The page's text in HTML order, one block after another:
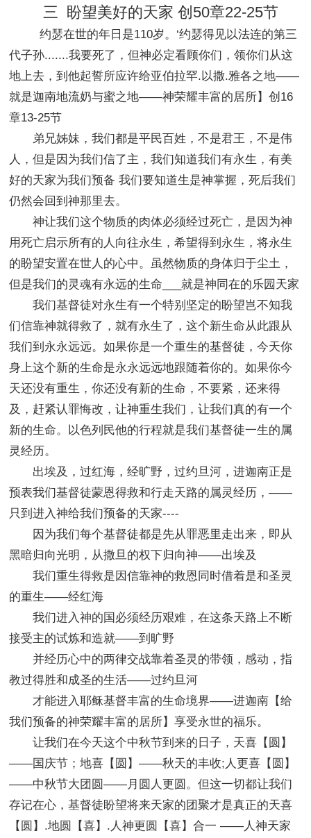
三 盼望美好的天家 创50章22-25节
约瑟在世的年日是110岁。‘约瑟得见以法连的第三
代子孙.......我要死了，但神必定看顾你们，领你们从这
地上去，到他起誓所应许给亚伯拉罕.以撒.雅各之地——
就是迦南地流奶与蜜之地——神荣耀丰富的居所】创16
章13-25节
弟兄姊妹，我们都是平民百姓，不是君王，不是伟
人，但是因为我们信了主，我们知道我们有永生，有美
好的天家为我们预备 我们要知道生是神掌握，死后我们
仍然会回到神那里去。
神让我们这个物质的肉体必须经过死亡，是因为神
用死亡启示所有的人向往永生，希望得到永生，将永生
的盼望安置在世人的心中。虽然物质的身体归于尘土，
但是我们的灵魂有永远的生命___就是神同在的乐园天家
我们基督徒对永生有一个特别坚定的盼望岂不知我
们信靠神就得救了，就有永生了，这个新生命从此跟从
我们到永永远远。如果你是一个重生的基督徒，今天你
身上这个新的生命是永永远远地跟随着你的。如果你今
天还没有重生，你还没有新的生命，不要紧，还来得
及，赶紧认罪悔改，让神重生我们，让我们真的有一个
新的生命。以色列民他的行程就是我们基督徒一生的属
灵经历。
出埃及，过红海，经旷野，过约旦河，进迦南正是
预表我们基督徒蒙恩得救和行走天路的属灵经历，——
只到进入神给我们预备的天家----
因为我们每个基督徒都是先从罪恶里走出来，即从
黑暗归向光明，从撒旦的权下归向神——出埃及
我们重生得救是因信靠神的救恩同时借着是和圣灵
的重生——经红海
我们进入神的国必须经历艰难，在这条天路上不断
接受主的试炼和造就——到旷野
并经历心中的两律交战靠着圣灵的带领，感动，指
教过得胜和成圣的生活——过约旦河
才能进入耶稣基督丰富的生命境界——进迦南【给
我们预备的神荣耀丰富的居所】享受永世的福乐。
让我们在今天这个中秋节到来的日子，天喜【圆】
——国庆节；地喜【圆】——秋天的丰收;人更喜【圆】
——中秋节大团圆——月圆人更圆。但这一切都让我们
存记在心，基督徒盼望将来天家的团聚才是真正的天喜
【圆】.地圆【喜】.人神更圆【喜】合一 ——人神天家